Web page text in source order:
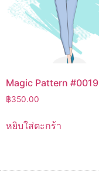
Magic Pattern #0019
฿350.00
หยิบใส่ตะกร้า